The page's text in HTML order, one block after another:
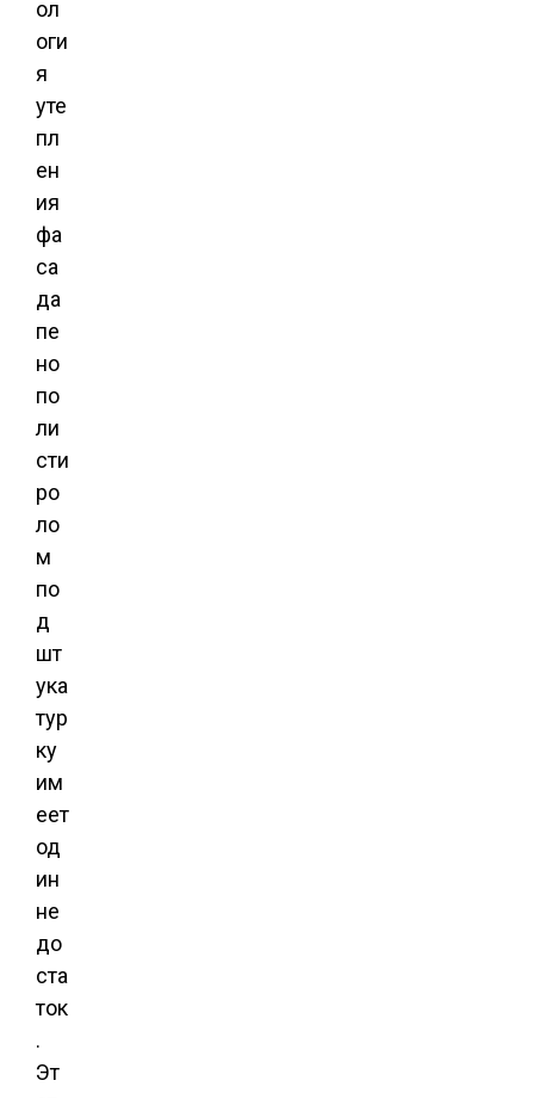
ол
оги
я
уте
пл
ен
ия
фа
са
да
пе
но
по
ли
сти
ро
ло
м
по
д
шт
ука
тур
ку
им
еет
од
ин
не
до
ста
ток
.
Эт